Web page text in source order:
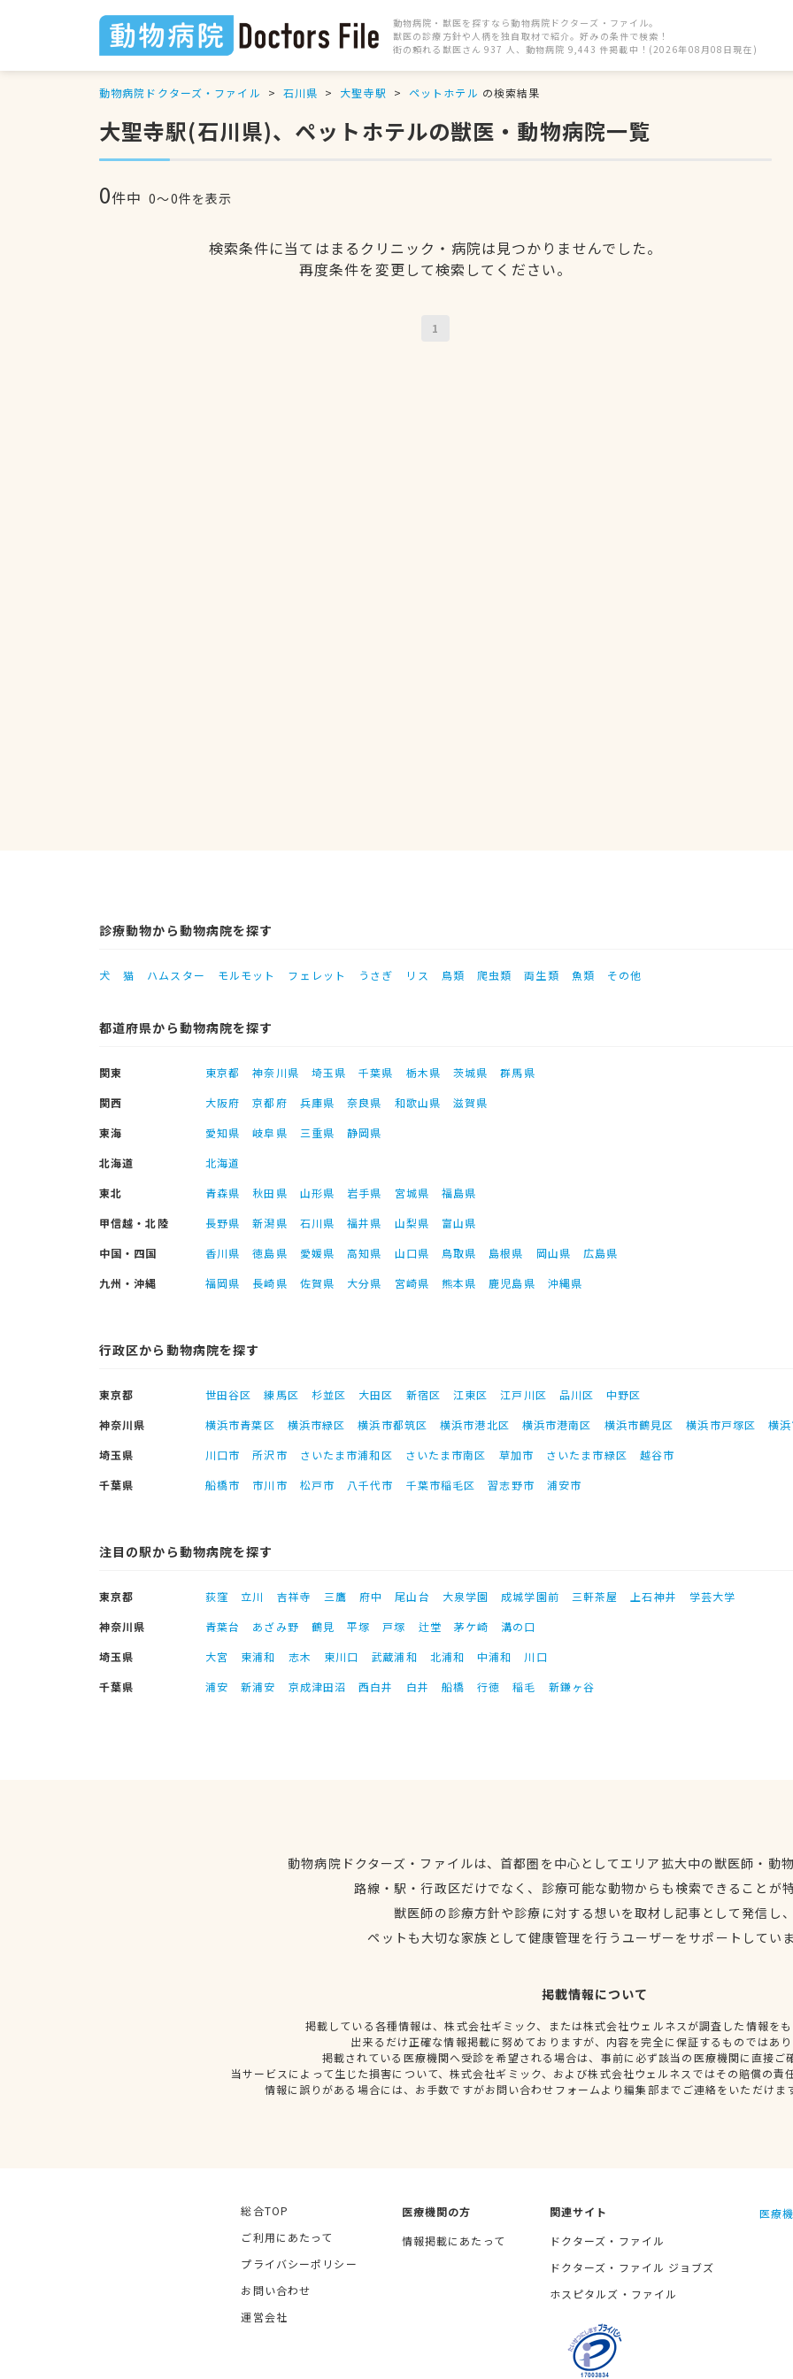
動物病院・獣医を探すなら動物病院ドクターズ・ファイル。
獣医の診療方針や人柄を独自取材で紹介。好みの条件で検索！
街の頼れる獣医さん 937 人、動物病院 9,443 件掲載中！(2026年08月08日現在)
動物病院ドクターズ・ファイル 石川県 大聖寺駅 ペットホテル の検索結果
大聖寺駅(石川県)、ペットホテルの獣医・動物病院一覧
0件中 0〜0件を表示
検索条件に当てはまるクリニック・病院は見つかりませんでした。
再度条件を変更して検索してください。
1
診療動物から動物病院を探す
犬 猫 ハムスター モルモット フェレット うさぎ リス 鳥類 爬虫類 両生類 魚類 その他
都道府県から動物病院を探す
関東 東京都 神奈川県 埼玉県 千葉県 栃木県 茨城県
群馬県
関西
大阪府 京都府 兵庫県 奈良県 和歌山県
滋賀県
東海
愛知県 岐阜県 三重県
静岡県
北海道
北海道
東北
青森県 秋田県 山形県 岩手県 宮城県
福島県
甲信越・北陸
長野県 新潟県 石川県 福井県 山梨県
富山県
中国・四国
香川県 徳島県 愛媛県 高知県 山口県 鳥取県 島根県 岡山県
広島県
九州・沖縄
福岡県 長崎県 佐賀県 大分県 宮崎県 熊本県 鹿児島県 沖縄県
行政区から動物病院を探す
東京都 世田谷区 練馬区 杉並区 大田区 新宿区 江東区 江戸川区 品川区
中野区
神奈川県
横浜市青葉区 横浜市緑区 横浜市都筑区 横浜市港北区 横浜市港南区 横浜市鶴見区 横浜市戸塚区
横
埼玉県
川口市 所沢市 さいたま市浦和区 さいたま市南区 草加市 さいたま市緑区
越谷市
千葉県
船橋市 市川市 松戸市 八千代市 千葉市稲毛区 習志野市 浦安市
注目の駅から動物病院を探す
東京都 荻窪 立川 吉祥寺 三鷹 府中 尾山台 大泉学園 成城学園前 三軒茶屋 上石神井
学芸大学
神奈川県
青葉台 あざみ野 鶴見 平塚 戸塚 辻堂 茅ケ崎
溝の口
埼玉県
大宮 東浦和 志木 東川口 武蔵浦和 北浦和 中浦和
川口
千葉県
浦安 新浦安 京成津田沼 西白井 白井 船橋 行徳 稲毛 新鎌ヶ谷
動物病院ドクターズ・ファイルは、首都圏を中心としてエリア拡大中の獣医師・動
路線・駅・行政区だけでなく、診療可能な動物からも検索できることが
獣医師の診療方針や診療に対する想いを取材し記事として発信し
ペットも大切な家族として健康管理を行うユーザーをサポートしてい
掲載情報について
掲載している各種情報は、株式会社ギミック、または株式会社ウェルネスが調査した情報を
出来るだけ正確な情報掲載に努めておりますが、内容を完全に保証するものではあ
掲載されている医療機関へ受診を希望される場合は、事前に必ず該当の医療機関に直接ご
当サービスによって生じた損害について、株式会社ギミック、および株式会社ウェルネスではその賠償の責
情報に誤りがある場合には、お手数ですがお問い合わせフォームより編集部までご連絡をいただけま
総合TOP
ご利用にあたって
プライバシーポリシー
お問い合わせ
運営会社
医療機関の方
情報掲載にあたって
関連サイト
ドクターズ・ファイル
ドクターズ・ファイル ジョブズ
ホスピタルズ・ファイル
医療